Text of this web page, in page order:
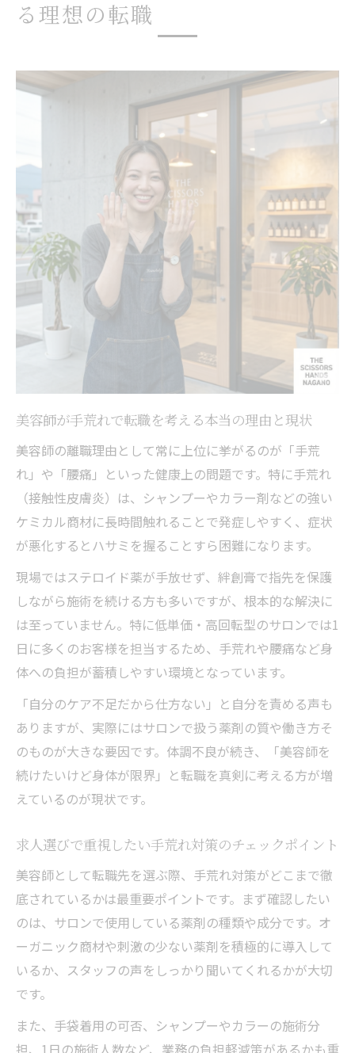
見極め方
身体を守る美容師求人が増える理由と転職
私の肌も、お客様の髪も守る。「本物のオーガ
ニック」が叶える新しいスタンダード
美容師がオーガニック商材にこだわるべき
理由とは
スタイリスト求人で注目のオーガニックサ
ロンの魅力
手荒れや辞めたい気持ちを減らす働き方の
選び方
お客様と自分を守るオーガニック転職のメ
リット解説
美容師転職で本物のオーガニックが選ばれ
る理由
1日〇名限定の「完全マンツーマン」がもたらす
心身のゆとり
で人気の理由
美容師が無理なく続けるための働き方改革
ポイント
手荒れや腰痛に悩むスタイリスト必見の求
美容師転職で実現するゆとりある毎日のメ
リット
マンツーマン×半個室の施術がもたらす身
体と心の変化とは
働き方
美容師が腰痛に悩まず働くための転職ポイ
腰痛対策重視の求人募集が選ばれる理由を
スタイリストが辞めたいと感じる身体負担
の現実
無理のない働き方で美容師人生を長く続け
る方法
転職で叶える腰痛対策と手荒れ予防の両立
術
さず「高単価」を稼ぎ続ける仕組み
美容師転職で実現する長期キャリアと高単
る理想の転職
美容師が手荒れで転職を考える本当の理由と現状
美容師の離職理由として常に上位に挙がるのが「手荒
れ」や「腰痛」といった健康上の問題です。特に手荒れ
（接触性皮膚炎）は、シャンプーやカラー剤などの強い
ケミカル商材に長時間触れることで発症しやすく、症状
が悪化するとハサミを握ることすら困難になります。
現場ではステロイド薬が手放せず、絆創膏で指先を保護
しながら施術を続ける方も多いですが、根本的な解決に
は至っていません。特に低単価・高回転型のサロンでは1
日に多くのお客様を担当するため、手荒れや腰痛など身
体への負担が蓄積しやすい環境となっています。
「自分のケア不足だから仕方ない」と自分を責める声も
ありますが、実際にはサロンで扱う薬剤の質や働き方そ
のものが大きな要因です。体調不良が続き、「美容師を
続けたいけど身体が限界」と転職を真剣に考える方が増
えているのが現状です。
求人選びで重視したい手荒れ対策のチェックポイント
美容師として転職先を選ぶ際、手荒れ対策がどこまで徹
底されているかは最重要ポイントです。まず確認したい
のは、サロンで使用している薬剤の種類や成分です。オ
ーガニック商材や刺激の少ない薬剤を積極的に導入して
いるか、スタッフの声をしっかり聞いてくれるかが大切
です。
また、手袋着用の可否、シャンプーやカラーの施術分
担、1日の施術人数など、業務の負担軽減策があるかも重